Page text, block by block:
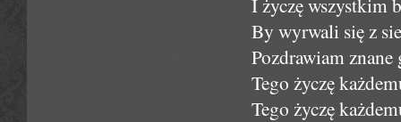
By wyrwali się z
Pozdrawiam
Tego życzę
Tego życzę